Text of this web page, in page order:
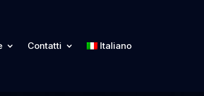
Contatti Italiano